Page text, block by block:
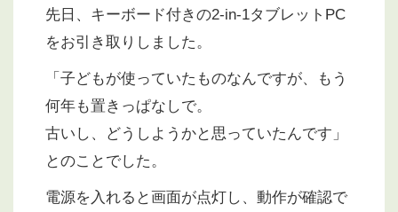
先日、キーボード付きの2-in-1タブレットPC
をお引き取りしました。
「子どもが使っていたものなんですが、もう
何年も置きっぱなしで。
古いし、どうしようかと思っていたんです」
とのことでした。
電源を入れると画面が点灯し、動作が確認で